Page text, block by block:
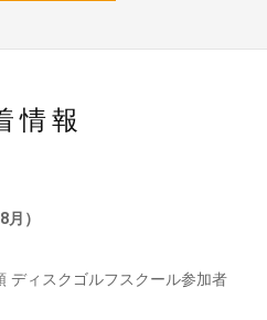
着情報
）
ディスクゴルフスクール参加者